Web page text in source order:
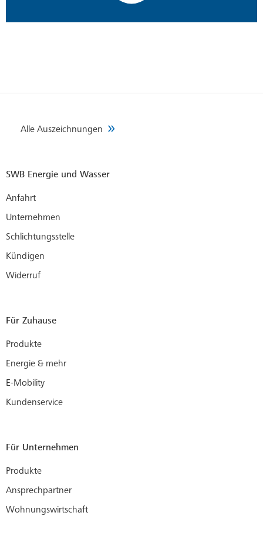
Alle Auszeichnungen
SWB Energie und Wasser
Anfahrt
Unternehmen
Schlichtungsstelle
Kündigen
Widerruf
Für Zuhause
Produkte
Energie & mehr
E-Mobility
Kundenservice
Für Unternehmen
Produkte
Ansprechpartner
Wohnungswirtschaft